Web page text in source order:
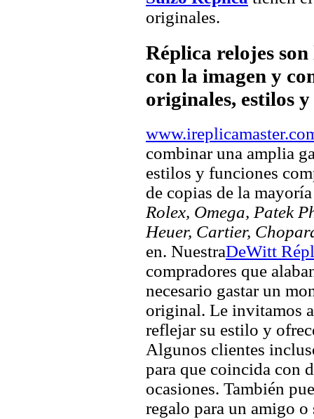
originales.
Réplica relojes
con la imagen y
originales, estilos
combinar una amplia
estilos y funciones
de copias de la
Rolex, Omega, Patek
Heuer, Cartier,
en. NuestraDeWitt
compradores que
necesario gastar un
original. Le invitamos
reflejar su estilo y
Algunos clientes
para que coincida con
ocasiones. También
regalo para un amigo o